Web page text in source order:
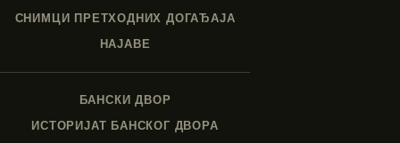
СНИМЦИ ПРЕТХОДНИХ ДОГАЂАЈА
НАЈАВЕ
БАНСКИ ДВОР
ИСТОРИЈАТ БАНСКОГ ДВОРА